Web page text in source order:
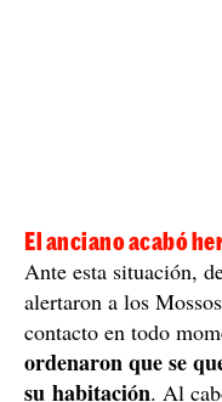
El anciano acabó
Ante esta situación,
alertaron a los
contacto en todo
ordenaron que se
su habitación. Al